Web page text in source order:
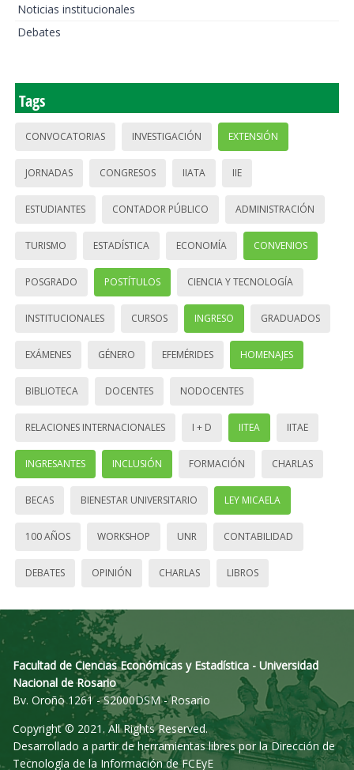
Noticias institucionales
Debates
Tags
CONVOCATORIAS INVESTIGACIÓN EXTENSIÓN
JORNADAS CONGRESOS IIATA IIE
ESTUDIANTES CONTADOR PÚBLICO ADMINISTRACIÓN
TURISMO ESTADÍSTICA ECONOMÍA CONVENIOS
POSGRADO POSTÍTULOS CIENCIA Y TECNOLOGÍA
INSTITUCIONALES CURSOS INGRESO GRADUADOS
EXÁMENES GÉNERO EFEMÉRIDES HOMENAJES
BIBLIOTECA DOCENTES NODOCENTES
RELACIONES INTERNACIONALES I + D IITEA IITAE
INGRESANTES INCLUSIÓN FORMACIÓN CHARLAS
BECAS BIENESTAR UNIVERSITARIO LEY MICAELA
100 AÑOS WORKSHOP UNR CONTABILIDAD
DEBATES OPINIÓN CHARLAS LIBROS
Facultad de Ciencias Económicas y Estadística - Universidad
Nacional de Rosario
Bv. Oroño 1261 - S2000DSM - Rosario
Copyright © 2021. All Rights Reserved.
Desarrollado a partir de herramientas libres por la Dirección de
Tecnología de la Información de FCEyE